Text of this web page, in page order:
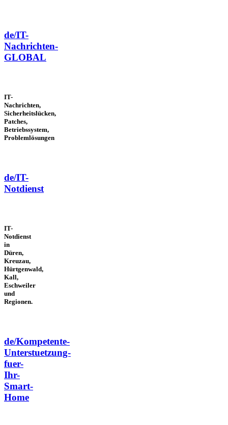
de/IT-
Nachrichten-
GLOBAL
IT-
Nachrichten,
Sicherheitslücken,
Patches,
Betriebssystem,
Problemlösungen
de/IT-
Notdienst
IT-
Notdienst
in
Düren,
Kreuzau,
Hürtgenwald,
Kall,
Eschweiler
und
Regionen.
de/Kompetente-
Unterstuetzung-
fuer-
Ihr-
Smart-
Home